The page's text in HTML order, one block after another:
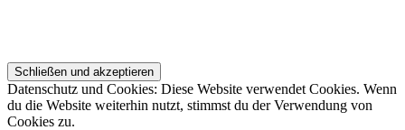
Datenschutz und Cookies: Diese Website verwendet Cookies. Wenn
du die Website weiterhin nutzt, stimmst du der Verwendung von
Cookies zu.